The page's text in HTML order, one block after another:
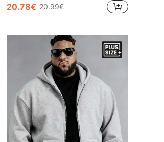
20.78€ 20.99€